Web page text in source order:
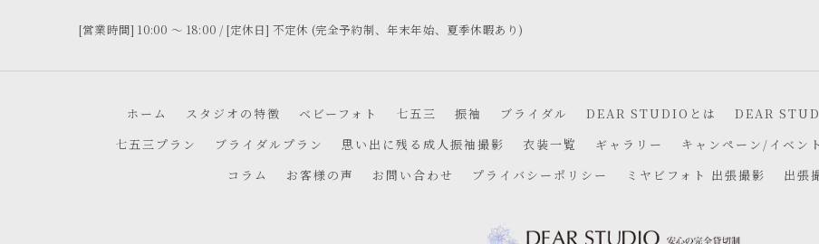
[営業時間] 10:00 〜 18:00 / [定休日] 不定休 (完全予約制、年末年始、夏季休暇あり)
ホーム スタジオの特徴 ベビーフォト 七五三 振袖 ブライダル DEAR STUDIOとは DEAR
七五三プラン
ブライダルプラン 思い出に残る成人振袖撮影 衣装一覧 ギャラリー キャンペーン/イベン
コラム
お客様の声 お問い合わせ プライバシーポリシー ミヤビフォト 出張撮影 出張